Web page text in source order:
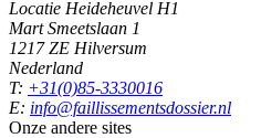
Locatie Heideheuvel H1
Mart Smeetslaan 1
1217 ZE Hilversum
Nederland
T: +31(0)85-3330016
E: info@faillissementsdossier.nl
Onze andere sites